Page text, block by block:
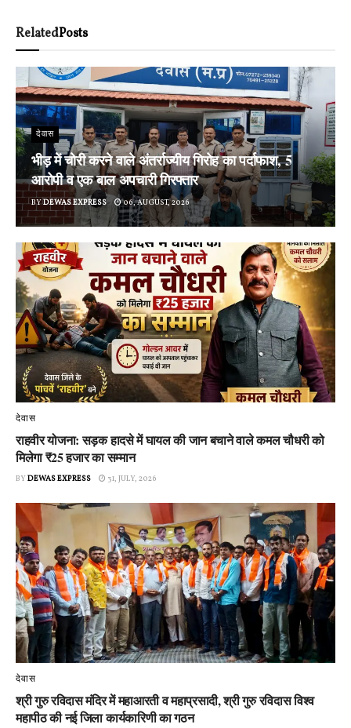
RelatedPosts
देवास
भीड़ में चोरी करने वाले अंतर्राज्यीय गिरोह का पर्दाफाश, 5
आरोपी व एक बाल अपचारी गिरफ्तार
BYDEWAS EXPRESS 06, AUGUST, 2026
देवास
राहवीर योजना: सड़क हादसे में घायल की जान बचाने वाले कमल चौधरी को
मिलेगा ₹25 हजार का सम्मान
BY DEWAS EXPRESS 31, JULY, 2026
देवास
श्री गुरु रविदास मंदिर में महाआरती व महाप्रसादी, श्री गुरु रविदास विश्व
महापीठ की नई जिला कार्यकारिणी का गठन